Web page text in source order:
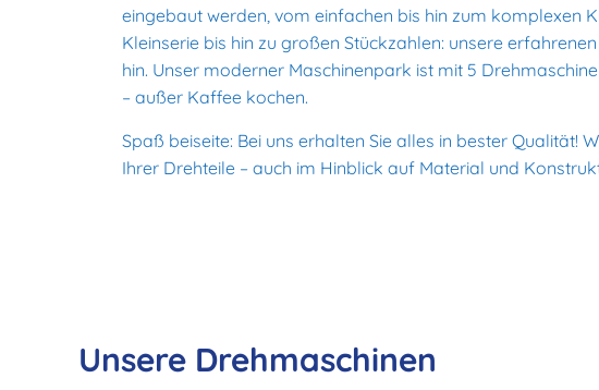
eingebaut werden, vom einfachen bis hin zum komplexen
Kleinserie bis hin zu großen Stückzahlen: unsere
hin. Unser moderner Maschinenpark ist mit 5
– außer Kaffee kochen.
Spaß beiseite: Bei uns erhalten Sie alles in bester Qualität!
Ihrer Drehteile – auch im Hinblick auf Material und
Unsere Drehmaschinen